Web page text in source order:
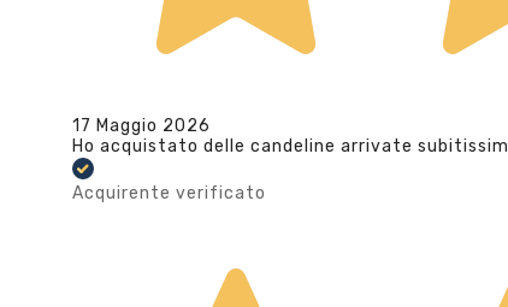
17 Maggio 2026
Ho acquistato delle candeline arrivate
Acquirente verificato